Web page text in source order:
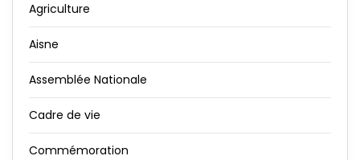
Agriculture
Aisne
Assemblée Nationale
Cadre de vie
Commémoration